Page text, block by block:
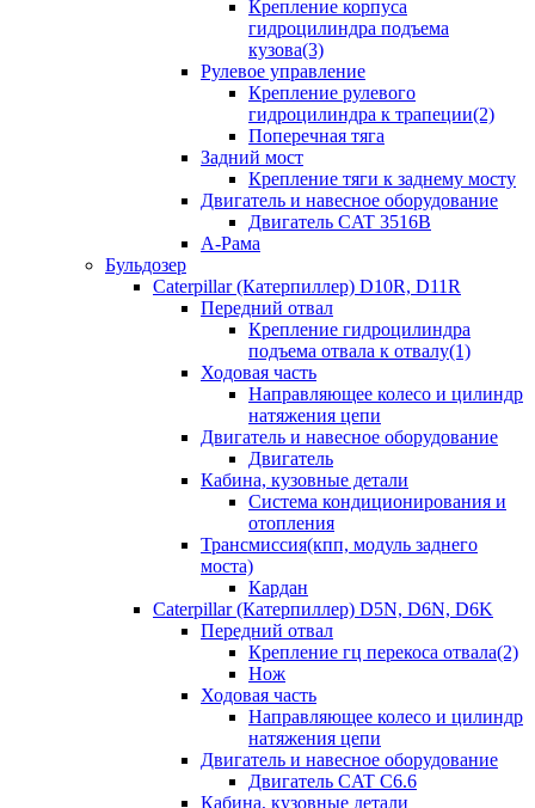
Крепление корпуса
гидроцилиндра подъема
кузова(3)
Рулевое управление
Крепление рулевого
гидроцилиндра к трапеции(2)
Поперечная тяга
Задний мост
Крепление тяги к заднему мосту
Двигатель и навесное оборудование
Двигатель CAT 3516B
А-Рама
Бульдозер
Caterpillar (Катерпиллер) D10R, D11R
Передний отвал
Крепление гидроцилиндра
подъема отвала к отвалу(1)
Ходовая часть
Направляющее колесо и цилиндр
натяжения цепи
Двигатель и навесное оборудование
Двигатель
Кабина, кузовные детали
Система кондиционирования и
отопления
Трансмиссия(кпп, модуль заднего
моста)
Кардан
Caterpillar (Катерпиллер) D5N, D6N, D6K
Передний отвал
Крепление гц перекоса отвала(2)
Нож
Ходовая часть
Направляющее колесо и цилиндр
натяжения цепи
Двигатель и навесное оборудование
Двигатель CAT C6.6
Кабина, кузовные детали